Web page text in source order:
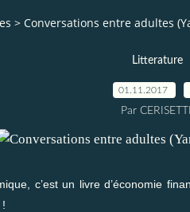
> Conversations entre adultes
Litterature
01.11.2017
Par
c’est un livre d’économie